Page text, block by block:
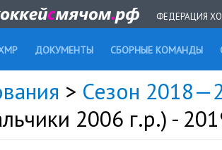
ФЕДЕРАЦИЯ
ДОКУМЕНТЫ СБОРНЫЕ КОМАНДЫ
> Сезон
2006 г.р.) -